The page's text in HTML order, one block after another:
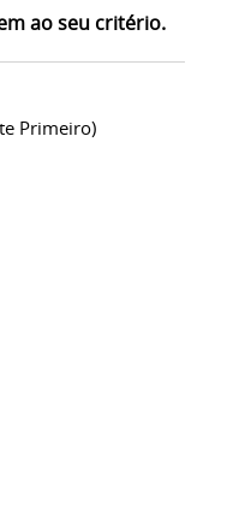
ao seu critério.
Primeiro)